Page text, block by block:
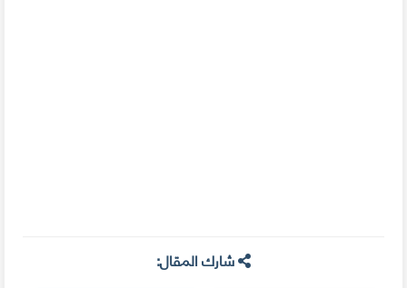
شارك المقال: